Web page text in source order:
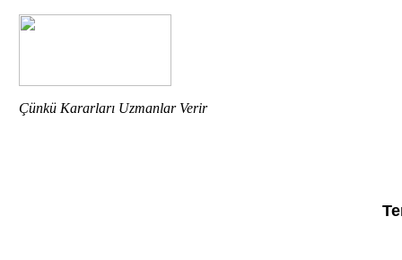
Çünkü Kararları Uzmanlar Verir